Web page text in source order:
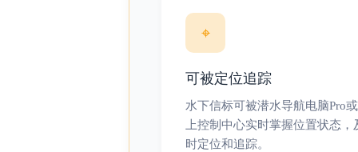
⌖
可被定位追踪
水下信标可被潜水导航电脑Pro
上控制中心实时掌握位置状态，
时定位和追踪。